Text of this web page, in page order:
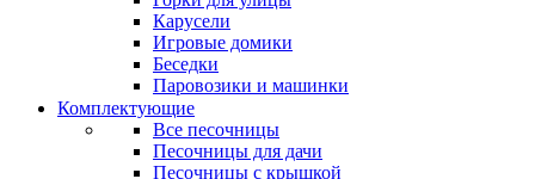
Карусели
Игровые домики
Беседки
Паровозики и машинки
Комплектующие
Все песочницы
Песочницы для дачи
Песочницы с крышкой